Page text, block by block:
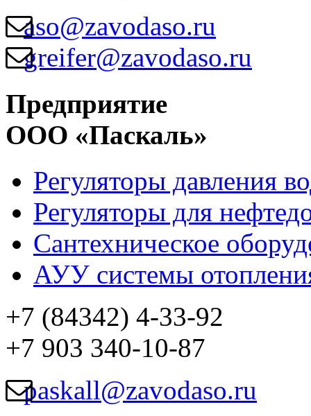
aso@zavodaso.ru
greifer@zavodaso.ru
Предприятие
ООО «Паскаль»
Регуляторы давления
Регуляторы для
Сантехническое
АУУ системы
+7 (84342) 4-33-92
+7 903 340-10-87
paskall@zavodaso.ru